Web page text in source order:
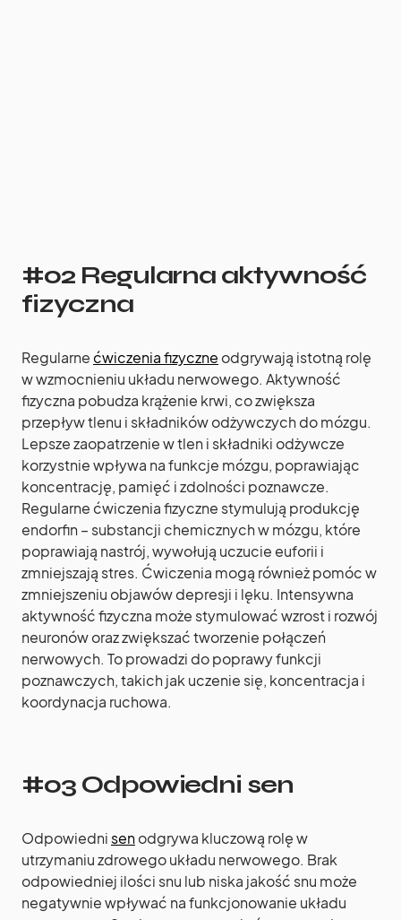
#02 Regularna aktywność
fizyczna
Regularnećwiczenia fizyczne odgrywają istotną rolę
w wzmocnieniu układu nerwowego. Aktywność
fizyczna pobudza krążenie krwi, co zwiększa
przepływ tlenu i składników odżywczych do mózgu.
Lepsze zaopatrzenie w tlen i składniki odżywcze
korzystnie wpływa na funkcje mózgu, poprawiając
koncentrację, pamięć i zdolności poznawcze.
Regularne ćwiczenia fizyczne stymulują produkcję
endorfin – substancji chemicznych w mózgu, które
poprawiają nastrój, wywołują uczucie euforii i
zmniejszają stres. Ćwiczenia mogą również pomóc w
zmniejszeniu objawów depresji i lęku. Intensywna
aktywność fizyczna może stymulować wzrost i rozwój
neuronów oraz zwiększać tworzenie połączeń
nerwowych. To prowadzi do poprawy funkcji
poznawczych, takich jak uczenie się, koncentracja i
koordynacja ruchowa.
#03 Odpowiedni sen
Odpowiednisenodgrywa kluczową rolę w
utrzymaniu zdrowego układu nerwowego. Brak
odpowiedniej ilości snu lub niska jakość snu może
negatywnie wpływać na funkcjonowanie układu